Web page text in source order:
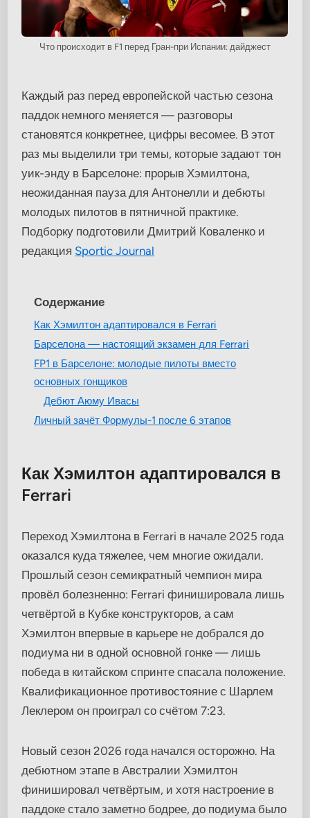
Что происходит в F1 перед Гран-при Испании: дайджест
Каждый раз перед европейской частью сезона
паддок немного меняется — разговоры
становятся конкретнее, цифры весомее. В этот
раз мы выделили три темы, которые задают тон
уик-энду в Барселоне: прорыв Хэмилтона,
неожиданная пауза для Антонелли и дебюты
молодых пилотов в пятничной практике.
Подборку подготовили Дмитрий Коваленко и
редакция Sportic Journal
Содержание
Как Хэмилтон адаптировался в Ferrari
Барселона — настоящий экзамен для Ferrari
FP1 в Барселоне: молодые пилоты вместо
основных гонщиков
Дебют Аюму Ивасы
Личный зачёт Формулы-1 после 6 этапов
Как Хэмилтон адаптировался в
Ferrari
Переход Хэмилтона в Ferrari в начале 2025 года
оказался куда тяжелее, чем многие ожидали.
Прошлый сезон семикратный чемпион мира
провёл болезненно: Ferrari финишировала лишь
четвёртой в Кубке конструкторов, а сам
Хэмилтон впервые в карьере не добрался до
подиума ни в одной основной гонке — лишь
победа в китайском спринте спасала положение.
Квалификационное противостояние с Шарлем
Леклером он проиграл со счётом 7:23.
Новый сезон 2026 года начался осторожно. На
дебютном этапе в Австралии Хэмилтон
финишировал четвёртым, и хотя настроение в
паддоке стало заметно бодрее, до подиума было